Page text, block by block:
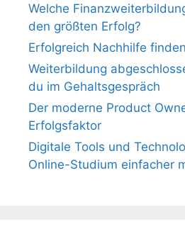
Welche
den größten Erfolg?
Erfolgreich Nachhilfe
Weiterbildung
du im Gehaltsgespräch
Der moderne Product
Erfolgsfaktor
Digitale Tools und
Online-Studium einfacher